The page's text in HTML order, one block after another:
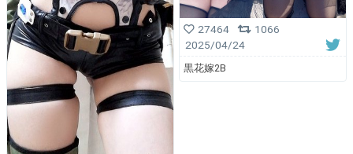
27464
1066
2025/04/24
黒花嫁2B